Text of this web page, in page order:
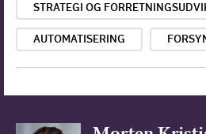
STRATEGI OG
AUTOMATISERING